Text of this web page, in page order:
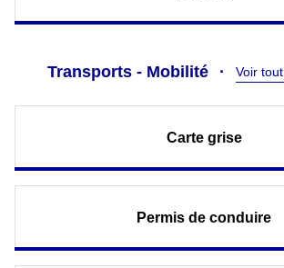
Transports - Mobilité Voir tout
Carte grise
Permis de conduire